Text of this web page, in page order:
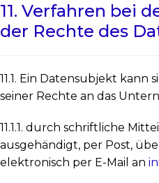
11. Verfahren bei
der Rechte des
11.1. Ein Datensubjekt
seiner Rechte an das
11.1.1. durch schriftliche
ausgehändigt, per Post,
elektronisch per E-Mail an